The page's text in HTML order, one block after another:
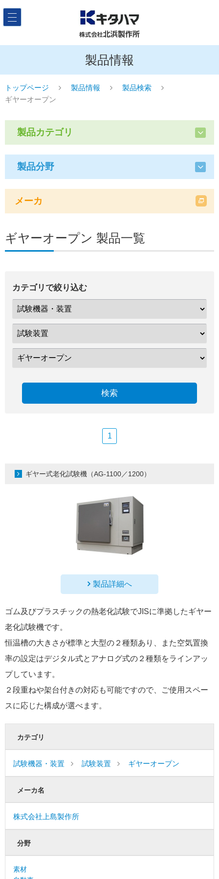
製品情報
トップページ 製品情報
製品検索
ギヤーオープン
製品カテゴリ
製品分野
メーカ
ギヤーオープン 製品一覧
カテゴリで絞り込む
検索
1
ギヤー式老化試験機（AG-1100／1200）
製品詳細へ
ゴム及びプラスチックの熱老化試験でJISに準拠したギヤー
老化試験機です。
恒温槽の大きさが標準と大型の２種類あり、また空気置換
率の設定はデジタル式とアナログ式の２種類をラインアッ
プしています。
２段重ねや架台付きの対応も可能ですので、ご使用スペー
スに応じた構成が選べます。
カテゴリ
試験機器・装置 試験装置 ギヤーオープン
メーカ名
株式会社上島製作所
分野
素材